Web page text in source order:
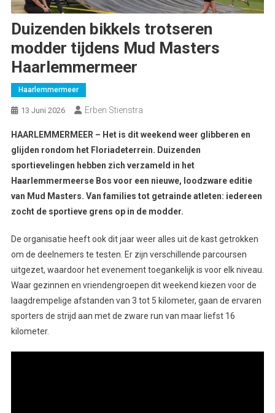
Duizenden bikkels trotseren
modder tijdens Mud Masters
Haarlemmermeer
Haarlemmermeer
13 Juni 2026 Erben Stienstra
HAARLEMMERMEER – Het is dit weekend weer glibberen en
glijden rondom het Floriadeterrein. Duizenden
sportievelingen hebben zich verzameld in het
Haarlemmermeerse Bos voor een nieuwe, loodzware editie
van Mud Masters. Van families tot getrainde atleten: iedereen
zocht de sportieve grens op in de modder.
De organisatie heeft ook dit jaar weer alles uit de kast getrokken
om de deelnemers te testen. Er zijn verschillende parcoursen
uitgezet, waardoor het evenement toegankelijk is voor elk niveau.
Waar gezinnen en vriendengroepen dit weekend kiezen voor de
laagdrempelige afstanden van 3 tot 5 kilometer, gaan de ervaren
sporters de strijd aan met de zware run van maar liefst 16
kilometer.